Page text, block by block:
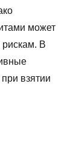
может
В
взятии